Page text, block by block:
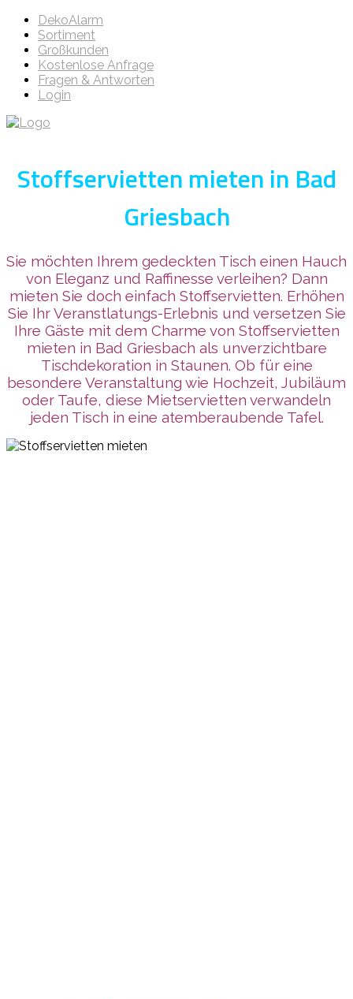
DekoAlarm
Sortiment
Großkunden
Kostenlose Anfrage
Fragen & Antworten
Login
Stoffservietten mieten in Bad
Griesbach
Sie möchten Ihrem gedeckten Tisch einen Hauch
von Eleganz und Raffinesse verleihen? Dann
mieten Sie doch einfach Stoffservietten. Erhöhen
Sie Ihr Veranstlatungs-Erlebnis und versetzen Sie
Ihre Gäste mit dem Charme von Stoffservietten
mieten in Bad Griesbach als unverzichtbare
Tischdekoration in Staunen. Ob für eine
besondere Veranstaltung wie Hochzeit, Jubiläum
oder Taufe, diese Mietservietten verwandeln
jeden Tisch in eine atemberaubende Tafel.